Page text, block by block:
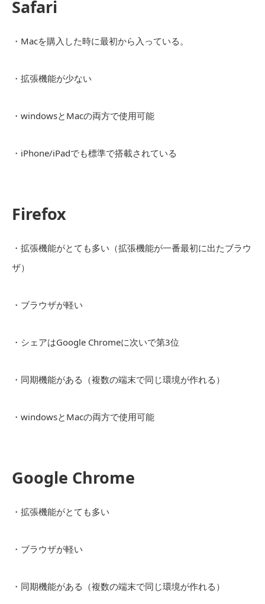
Safari
・Macを購入した時に最初から入っている。
・拡張機能が少ない
・windowsとMacの両方で使用可能
・iPhone/iPadでも標準で搭載されている
Firefox
・拡張機能がとても多い（拡張機能が一番最初に出たブラウ
ザ）
・ブラウザが軽い
・シェアはGoogle Chromeに次いで第3位
・同期機能がある（複数の端末で同じ環境が作れる）
・windowsとMacの両方で使用可能
Google Chrome
・拡張機能がとても多い
・ブラウザが軽い
・同期機能がある（複数の端末で同じ環境が作れる）